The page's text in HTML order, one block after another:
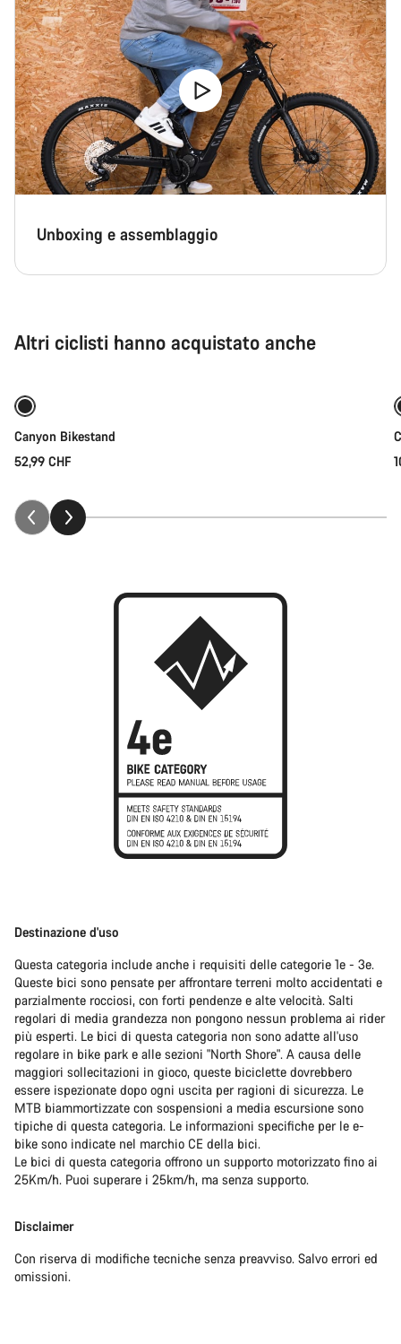
Unboxing e assemblaggio
Altri ciclisti hanno acquistato anche
Aggiungi al carrello
Canyon Bikestand
52,99 CHF
Destinazione d'uso
Questa categoria include anche i requisiti delle categorie 1e - 3e.
Queste bici sono pensate per affrontare terreni molto accidentati e
parzialmente rocciosi, con forti pendenze e alte velocità. Salti
regolari di media grandezza non pongono nessun problema ai rider
più esperti. Le bici di questa categoria non sono adatte all'uso
regolare in bike park e alle sezioni "North Shore". A causa delle
maggiori sollecitazioni in gioco, queste biciclette dovrebbero
essere ispezionate dopo ogni uscita per ragioni di sicurezza. Le
MTB biammortizzate con sospensioni a media escursione sono
tipiche di questa categoria. Le informazioni specifiche per le e-
bike sono indicate nel marchio CE della bici.
Le bici di questa categoria offrono un supporto motorizzato fino ai
25Km/h. Puoi superare i 25km/h, ma senza supporto.
Disclaimer
Con riserva di modifiche tecniche senza preavviso. Salvo errori ed
omissioni.